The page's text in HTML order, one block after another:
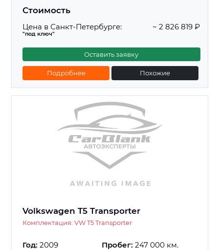
Стоимость
Цена в Санкт-Петербурге:
"под ключ"
~ 2 826 819 ₽
Оставить заявку
Подробнее Похожие
Volkswagen T5 Transporter
Комплектация: VW T5 Transporter
Год: 2009 Пробег: 247 000 км.